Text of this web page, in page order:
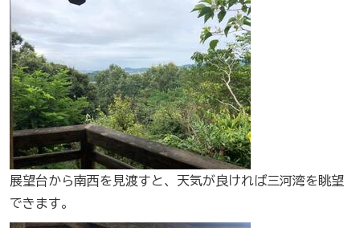
展望台から南西を見渡すと、天気が良ければ三河湾を眺望
できます。